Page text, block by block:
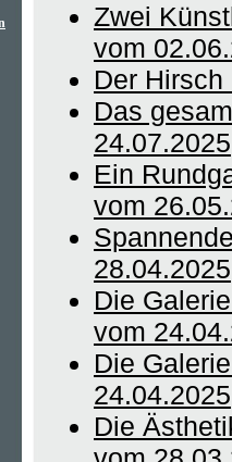
Zwei
vom
Der
Das
24.07.2025
Ein
vom
28.04.2025
Die
vom
Die
24.04.2025
Die